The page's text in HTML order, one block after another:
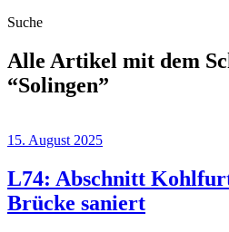
Suche
Alle Artikel mit dem
“Solingen”
15. August 2025
L74: Abschnitt
Brücke saniert